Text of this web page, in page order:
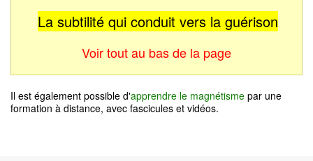
La subtilité qui conduit vers la guérison
Voir tout au bas de la page
Il est également possible d'apprendre le magnétisme par une
formation à distance, avec fascicules et vidéos.